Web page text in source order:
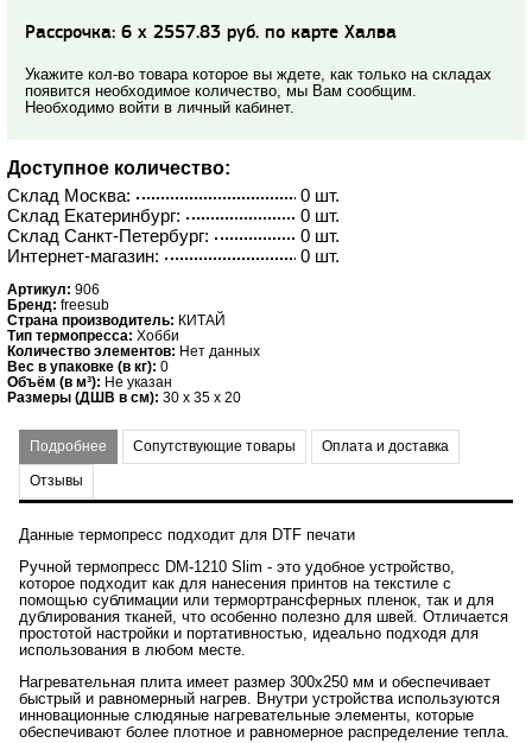
Рассрочка: 6 x 2557.83 руб. по карте Халва
Укажите кол-во товара которое вы ждете, как только на складах
появится необходимое количество, мы Вам сообщим.
Необходимо войти в личный кабинет.
Доступное количество:
0 шт.
Склад Москва:
0 шт.
Склад Екатеринбург:
0 шт.
Склад Санкт-Петербург:
0 шт.
Интернет-магазин:
Артикул: 906
Бренд: freesub
Страна производитель: КИТАЙ
Тип термопресса: Хобби
Количество элементов: Нет данных
Вес в упаковке (в кг): 0
Объём (в м³): Не указан
Размеры (ДШВ в см): 30 x 35 x 20
Подробнее Сопутствующие товары Оплата и доставка
Отзывы
Данные термопресс подходит для DTF печати
Ручной термопресс DM-1210 Slim - это удобное устройство,
которое подходит как для нанесения принтов на текстиле с
помощью сублимации или термортрансферных пленок, так и для
дублирования тканей, что особенно полезно для швей. Отличается
простотой настройки и портативностью, идеально подходя для
использования в любом месте.
Нагревательная плита имеет размер 300x250 мм и обеспечивает
быстрый и равномерный нагрев. Внутри устройства используются
инновационные слюдяные нагревательные элементы, которые
обеспечивают более плотное и равномерное распределение тепла.